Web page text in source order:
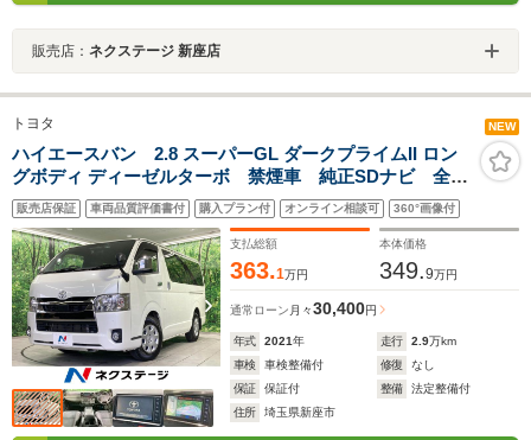
販売店： ネクステージ 新座店
トヨタ NEW
ハイエースバン 2.8 スーパーGL ダークプライムII ロン
グボディ ディーゼルターボ 禁煙車 純正SDナビ 全周
囲カメラ デジタルインナーミラー 両側電動スライド
ドア LEDヘッドランプ セーフティセンス ブラック
天井 ウッドコンビステアリング 合皮ハーフレザーシ
ート ビルトインETC
販売店保証 車両品質評価書付 購入プラン付 オンライン相談可 360°画像付
支払総額
363.1万円
本体価格
349.9万円
通常ローン 月々30,400円
年式 2021年 走行 2.9万km
車検
車検整備付 修復
なし
保証
保証付 整備
法定整備付
住所
埼玉県新座市